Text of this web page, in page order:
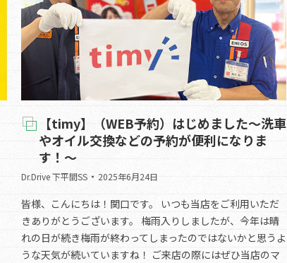
【timy】（WEB予約）はじめました～洗車
やオイル交換などの予約が便利になりま
す！～
Dr.Drive 下平間SS 2025年6月24日
皆様、こんにちは！関口です。 いつも当店をご利用いただ
きありがとうございます。 梅雨入りしましたが、今年は晴
れの日が続き梅雨が終わってしまったのではないかと思うよ
うな天気が続いていますね！ ご来店の際にはぜひ当店のマ